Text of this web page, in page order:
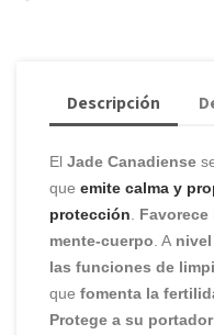
Descripción
El Jade Canadiense
que emite calma y
protección
mente-cuerpo . A
las funciones de
que fomenta la
Protege a su